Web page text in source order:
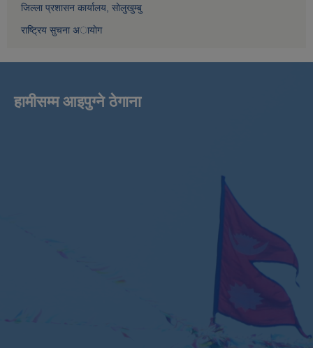
जिल्ला प्रशासन कार्यालय, साेलुखुम्बु
राष्ट्रिय सुचना अायाेग
हामीसम्म आइपुग्ने ठेगाना